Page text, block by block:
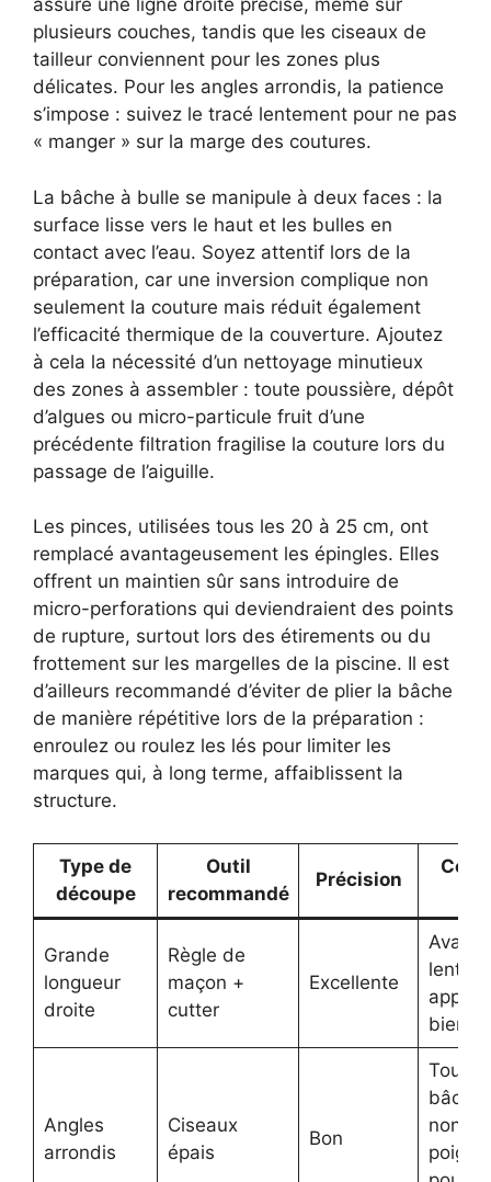
assure une ligne droite précise, même sur
plusieurs couches, tandis que les ciseaux de
tailleur conviennent pour les zones plus
délicates. Pour les angles arrondis, la patience
s’impose : suivez le tracé lentement pour ne pas
« manger » sur la marge des coutures.
La bâche à bulle se manipule à deux faces : la
surface lisse vers le haut et les bulles en
contact avec l’eau. Soyez attentif lors de la
préparation, car une inversion complique non
seulement la couture mais réduit également
l’efficacité thermique de la couverture. Ajoutez
à cela la nécessité d’un nettoyage minutieux
des zones à assembler : toute poussière, dépôt
d’algues ou micro-particule fruit d’une
précédente filtration fragilise la couture lors du
passage de l’aiguille.
Les pinces, utilisées tous les 20 à 25 cm, ont
remplacé avantageusement les épingles. Elles
offrent un maintien sûr sans introduire de
micro-perforations qui deviendraient des points
de rupture, surtout lors des étirements ou du
frottement sur les margelles de la piscine. Il est
d’ailleurs recommandé d’éviter de plier la bâche
de manière répétitive lors de la préparation :
enroulez ou roulez les lés pour limiter les
marques qui, à long terme, affaiblissent la
structure.
Type de
découpe
Outil
recommandé
Précision
Grande
longueur
droite
Règle de
maçon +
cutter
Excellente
bien à
Angles
arrondis
Ciseaux
épais
Bon
bâche
non le